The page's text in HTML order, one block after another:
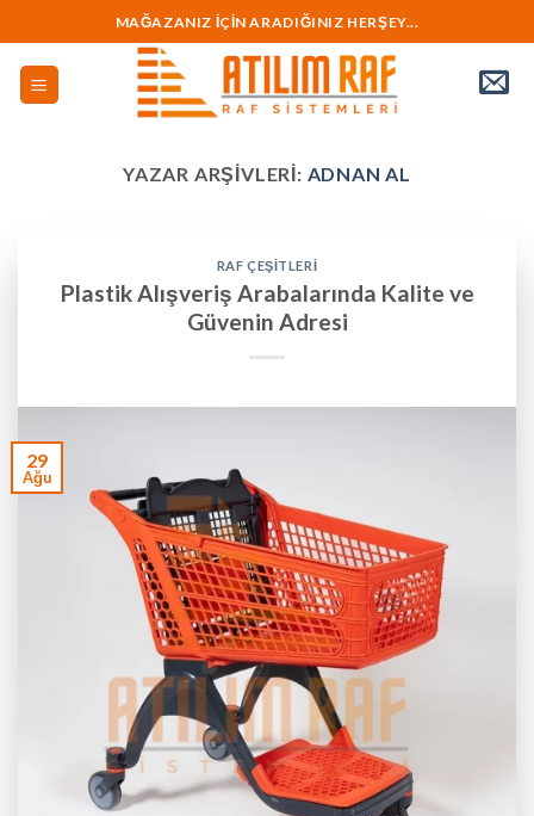
geç
MAĞAZANIZ İÇİN ARADIĞINIZ HERŞEY...
YAZAR ARŞIVLERI: ADNAN AL
RAF ÇEŞITLERI
Plastik Alışveriş Arabalarında Kalite ve
Güvenin Adresi
29
Ağu